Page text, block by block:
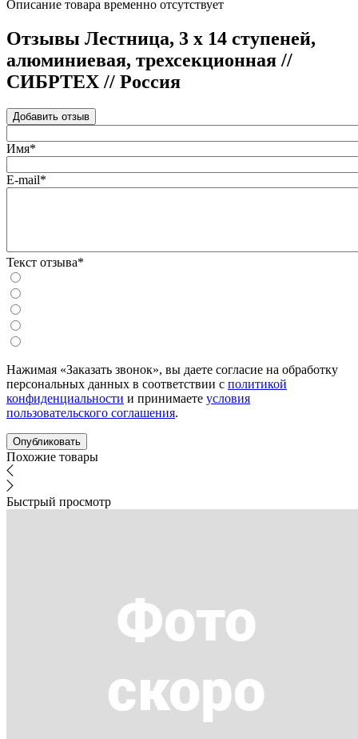
Описание товара временно отсутствует
Отзывы Лестница, 3 х 14 ступеней,
алюминиевая, трехсекционная //
СИБРТЕХ // Pоссия
Добавить отзыв
Имя*
E-mail*
Текст отзыва*
Нажимая «Заказать звонок», вы даете согласие на обработку
персональных данных в соответствии с политикой
конфиденциальности и принимаете условия
пользовательского соглашения.
Похожие товары
Быстрый просмотр